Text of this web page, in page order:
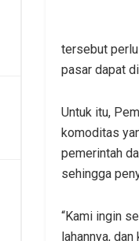
tersebut perlu
pasar dapat
Untuk itu,
komoditas
pemerintah
sehingga
“Kami ingin
lahannya,